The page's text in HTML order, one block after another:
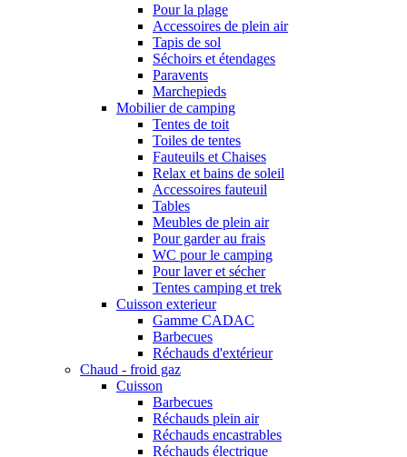
Pour la plage
Accessoires de plein air
Tapis de sol
Séchoirs et étendages
Paravents
Marchepieds
Mobilier de camping
Tentes de toit
Toiles de tentes
Fauteuils et Chaises
Relax et bains de soleil
Accessoires fauteuil
Tables
Meubles de plein air
Pour garder au frais
WC pour le camping
Pour laver et sécher
Tentes camping et trek
Cuisson exterieur
Gamme CADAC
Barbecues
Réchauds d'extérieur
Chaud - froid gaz
Cuisson
Barbecues
Réchauds plein air
Réchauds encastrables
Réchauds électrique